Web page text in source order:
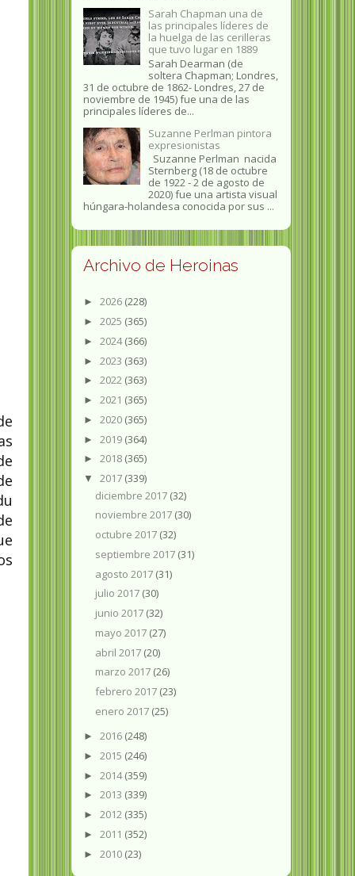
Sarah Chapman una de
las principales líderes de
la huelga de las cerilleras
que tuvo lugar en 1889
Sarah Dearman (de
soltera Chapman; Londres,
31 de octubre de 1862​- Londres, 27 de
noviembre de 1945)​ fue una de las
principales líderes de...
Suzanne Perlman pintora
expresionistas
Suzanne Perlman nacida
Sternberg (18 de octubre
de 1922 - 2 de agosto de
2020) fue una artista visual
húngara-holandesa conocida por sus ...
Archivo de Heroinas
► 2026 (228)
► 2025 (365)
► 2024(366)
► 2023 (363)
► 2022 (363)
► 2021 (365)
► 2020 (365)
► 2019 (364)
► 2018 (365)
▼ 2017 (339)
diciembre 2017 (32)
noviembre 2017 (30)
octubre 2017 (32)
septiembre 2017 (31)
agosto 2017 (31)
julio 2017 (30)
junio 2017 (32)
mayo 2017 (27)
abril 2017 (20)
marzo 2017 (26)
febrero 2017 (23)
enero 2017 (25)
► 2016 (248)
► 2015 (246)
► 2014(359)
► 2013 (339)
► 2012 (335)
► 2011 (352)
► 2010 (23)